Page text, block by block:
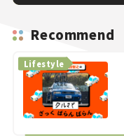
Recommend
Lifestyle